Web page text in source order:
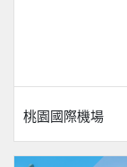
桃園國際機場